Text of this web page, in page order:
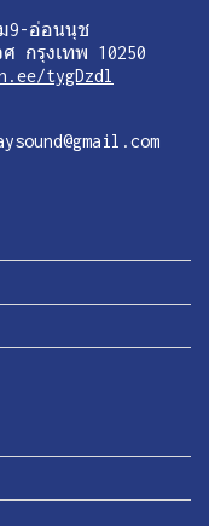
9-อ่อนนุช
ศ กรุงเทพ 10250
tygDzdl